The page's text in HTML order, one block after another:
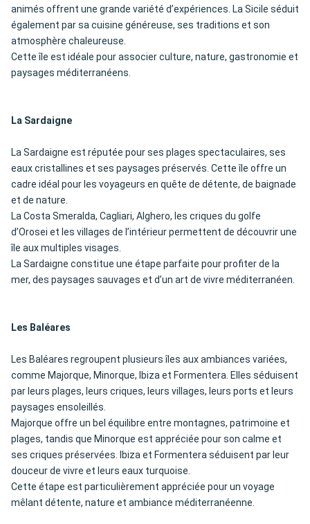
animés offrent une grande variété d’expériences. La Sicile séduit
également par sa cuisine généreuse, ses traditions et son
atmosphère chaleureuse.
Cette île est idéale pour associer culture, nature, gastronomie et
paysages méditerranéens.
La Sardaigne
La Sardaigne est réputée pour ses plages spectaculaires, ses
eaux cristallines et ses paysages préservés. Cette île offre un
cadre idéal pour les voyageurs en quête de détente, de baignade
et de nature.
La Costa Smeralda, Cagliari, Alghero, les criques du golfe
d’Orosei et les villages de l’intérieur permettent de découvrir une
île aux multiples visages.
La Sardaigne constitue une étape parfaite pour profiter de la
mer, des paysages sauvages et d’un art de vivre méditerranéen.
Les Baléares
Les Baléares regroupent plusieurs îles aux ambiances variées,
comme Majorque, Minorque, Ibiza et Formentera. Elles séduisent
par leurs plages, leurs criques, leurs villages, leurs ports et leurs
paysages ensoleillés.
Majorque offre un bel équilibre entre montagnes, patrimoine et
plages, tandis que Minorque est appréciée pour son calme et
ses criques préservées. Ibiza et Formentera séduisent par leur
douceur de vivre et leurs eaux turquoise.
Cette étape est particulièrement appréciée pour un voyage
mêlant détente, nature et ambiance méditerranéenne.